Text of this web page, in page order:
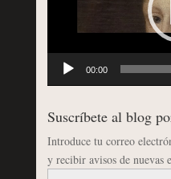
00:00
Suscríbete al blog
Introduce tu correo
y recibir avisos de nuevas